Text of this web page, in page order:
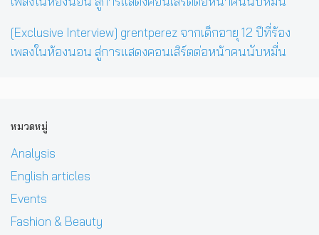
[Exclusive Interview] grentperez จากเด็กอายุ 12 ปีที่ร้อง
เพลงในห้องนอน สู่การแสดงคอนเสิร์ตต่อหน้าคนนับหมื่น
หมวดหมู่
Analysis
English articles
Events
Fashion & Beauty